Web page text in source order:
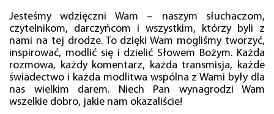
Jesteśmy wdzięczni Wam – naszym słuchaczom,
czytelnikom, darczyńcom i wszystkim, którzy byli z
nami na tej drodze. To dzięki Wam mogliśmy tworzyć,
inspirować, modlić się i dzielić Słowem Bożym. Każda
rozmowa, każdy komentarz, każda transmisja, każde
świadectwo i każda modlitwa wspólna z Wami były dla
nas wielkim darem. Niech Pan wynagrodzi Wam
wszelkie dobro, jakie nam okazaliście!